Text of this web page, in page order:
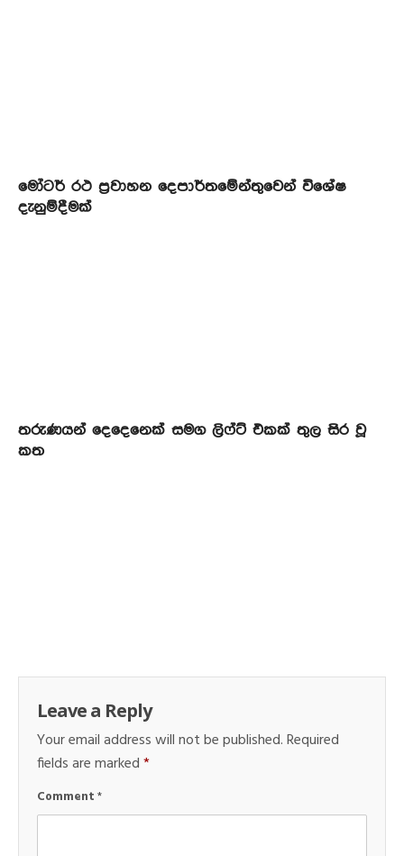
මෝටර් රථ ප්‍රවාහන දෙපාර්තමේන්තුවෙන් විශේෂ
දැනුම්දීමක්
තරුණයන් දෙදෙනෙක් සමග ලිෆ්ට් එකක් තුල සිර වූ
කත
Leave a Reply
Your email address will not be published.Required
fields are marked*
Comment*